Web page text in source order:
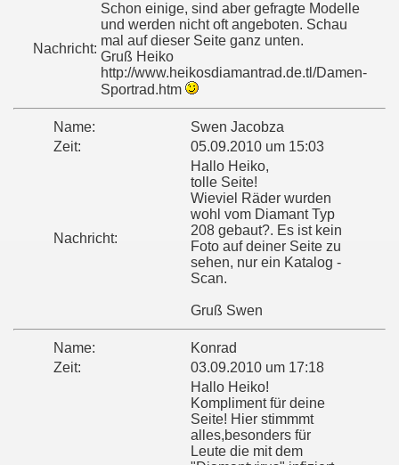
Nachricht:
Schon einige, sind aber gefragte Modelle
und werden nicht oft angeboten. Schau
mal auf dieser Seite ganz unten.
Gruß Heiko
http://www.heikosdiamantrad.de.tl/Damen-
Sportrad.htm
Name:
Swen Jacobza
Zeit:
05.09.2010 um 15:03
Nachricht:
Hallo Heiko,
tolle Seite!
Wieviel Räder wurden
wohl vom Diamant Typ
208 gebaut?. Es ist kein
Foto auf deiner Seite zu
sehen, nur ein Katalog -
Scan.
Gruß Swen
Name:
Konrad
Zeit:
03.09.2010 um 17:18
Hallo Heiko!
Kompliment für deine
Seite! Hier stimmmt
alles,besonders für
Leute die mit dem